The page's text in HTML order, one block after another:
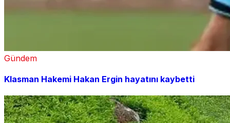
Gündem
Klasman Hakemi Hakan Ergin hayatını kaybetti